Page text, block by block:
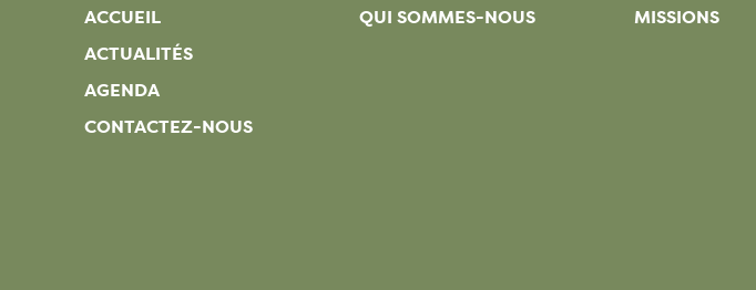
ACCUEIL
ACTUALITÉS
AGENDA
CONTACTEZ-NOUS
QUI SOMMES-NOUS MISSIONS